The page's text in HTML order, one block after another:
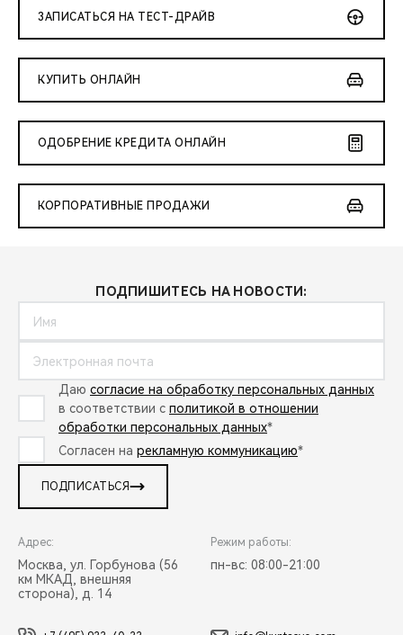
ЗАПИСАТЬСЯ НА ТЕСТ-ДРАЙВ
КУПИТЬ ОНЛАЙН
ОДОБРЕНИЕ КРЕДИТА ОНЛАЙН
КОРПОРАТИВНЫЕ ПРОДАЖИ
ПОДПИШИТЕСЬ НА НОВОСТИ:
Даю согласие на обработку персональных данных
в соответствии с политикой в отношении
обработки персональных данных*
Согласен на рекламную коммуникацию*
ПОДПИСАТЬСЯ
Адрес:
Москва, ул. Горбунова (56
км МКАД, внешняя
сторона), д. 14
Режим работы:
пн-вс: 08:00-21:00